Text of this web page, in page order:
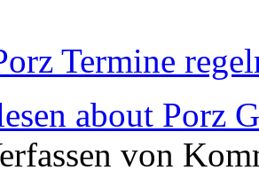
Termine
about Porz
von